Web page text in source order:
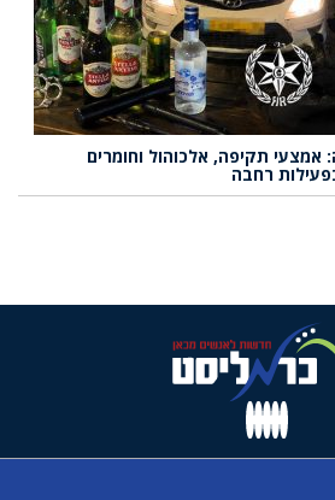
אמצעי תקיפה, אלכוהול וחומרים
רחבה